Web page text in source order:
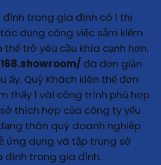
trong gia đình có 1 thị
dụng công việc sắm kiếm
trở yêu cầu khía cạnh hơn.
đã đơn giản
ấy. Quý Khách kiên thế đơn
thấy 1 vài công trình phù hợp
thích hợp của công ty yếu
thân quý doanh nghiệp
ứng dụng và tập trung sở
đình trong gia đình.